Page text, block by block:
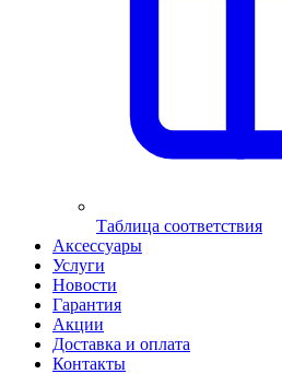
Таблица соответствия
Аксессуары
Услуги
Новости
Гарантия
Акции
Доставка и оплата
Контакты